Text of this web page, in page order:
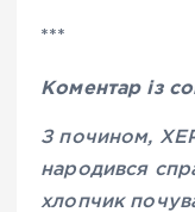
***
Коментар із
З почином,
народився
хлопчик